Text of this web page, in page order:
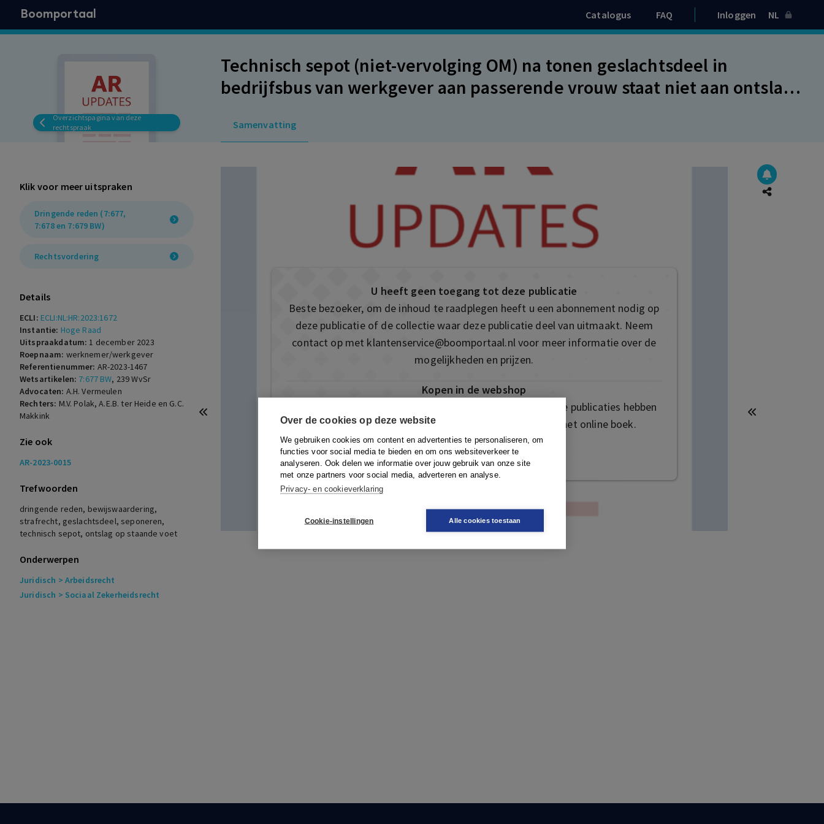
Over de cookies op deze website
We gebruiken cookies om content en advertenties te personaliseren, om
functies voor social media te bieden en om ons websiteverkeer te
analyseren. Ook delen we informatie over jouw gebruik van onze site
met onze partners voor social media, adverteren en analyse.
Privacy- en cookieverklaring
Cookie-instellingen Alle cookies toestaan
Boomportaal Catalogus FAQ Inloggen NL
Overzichtspagina van deze
rechtspraak
Technisch sepot (niet-vervolging OM) na tonen geslachtsdeel in
bedrijfsbus van werkgever aan passerende vrouw staat niet aan ontslag
Samenvatting
Klik voor meer uitspraken
Dringende reden (7:677,
7:678 en 7:679 BW)
Rechtsvordering
Details
ECLI: ECLI:NL:HR:2023:1672
Instantie: Hoge Raad
Uitspraakdatum:1 december 2023
Roepnaam: werknemer/werkgever
Referentienummer: AR-2023-1467
Wetsartikelen: 7:677 BW, 239 WvSr
Advocaten: A.H. Vermeulen
Rechters: M.V. Polak, A.E.B. ter Heide en G.C.
Makkink
Zie ook
AR-2023-0015
Trefwoorden
dringende reden, bewijswaardering,
strafrecht, geslachtsdeel, seponeren,
technisch sepot, ontslag op staande voet
Onderwerpen
Juridisch > Arbeidsrecht
Juridisch > Sociaal Zekerheidsrecht
U heeft geen toegang tot deze publicatie
Beste bezoeker, om de inhoud te raadplegen heeft u een abonnement nodig op
deze publicatie of de collectie waar deze publicatie deel van uitmaakt. Neem
contact op met klantenservice@boomportaal.nlvoor meer informatie over de
mogelijkheden en prijzen.
Kopen in de webshop
Deze publicatie is ook te vinden in onze webshop. Sommige publicaties hebben
ook de mogelijkheid om direct toegang te kopen tot het online boek.
Naar de webshop